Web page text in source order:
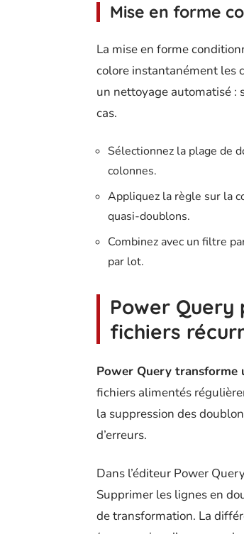
Mise en forme
La mise en forme
colore instantanément les
un nettoyage automatisé :
cas.
Sélectionnez la plage de
colonnes.
Appliquez la règle sur la
quasi-doublons.
Combinez avec un filtre
par lot.
Power
fichiers
Power Query transforme
fichiers alimentés
la suppression des
d’erreurs.
Dans l’éditeur Power
Supprimer les lignes en
de transformation. La